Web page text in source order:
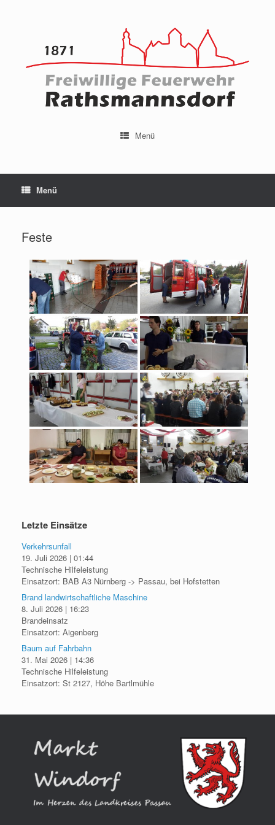
Menü
Menü
Feste
Letzte Einsätze
Verkehrsunfall
19. Juli 2026 | 01:44
Technische Hilfeleistung
Einsatzort: BAB A3 Nürnberg -> Passau, bei Hofstetten
Brand landwirtschaftliche Maschine
8. Juli 2026 | 16:23
Brandeinsatz
Einsatzort: Aigenberg
Baum auf Fahrbahn
31. Mai 2026 | 14:36
Technische Hilfeleistung
Einsatzort: St 2127, Höhe Bartlmühle